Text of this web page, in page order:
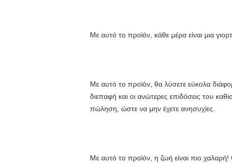
Με αυτό το προϊόν, κάθε μέρα είναι μια
Με αυτό το προϊόν, θα λύσετε εύκολα
διεπαφή και οι ανώτερες επιδόσεις του
πώληση, ώστε να μην έχετε ανησυχίες.
Με αυτό το προϊόν, η ζωή είναι πιο